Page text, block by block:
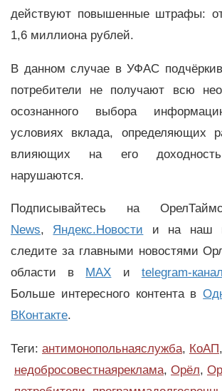
действуют повышенные штрафы:
1,6 миллиона рублей.
В данном случае в УФАС
потребители не получают всю
осознанного выбора
условиях вклада, определяющих
влияющих на его
нарушаются.
Подписывайтесь на
News, Яндекс.Новости и на наш
следите за главными новостями
области в MAX и telegram-
Больше интересного контента в
ВКонтакте.
Теги: антимонопольнаяслужба, КоАП,
недобросовестнаяреклама, Орёл,